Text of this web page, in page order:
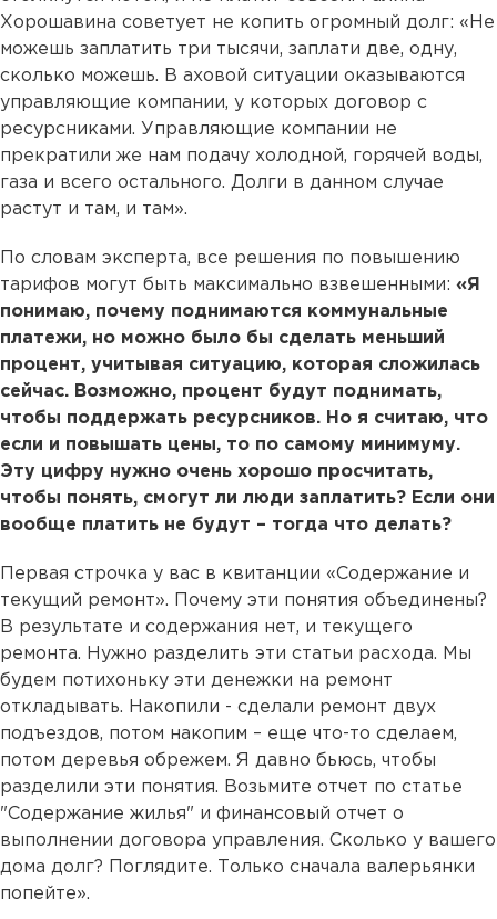
Хорошавина советует не копить огромный долг: «Не
можешь заплатить три тысячи, заплати две, одну,
сколько можешь. В аховой ситуации оказываются
управляющие компании, у которых договор с
ресурсниками. Управляющие компании не
прекратили же нам подачу холодной, горячей воды,
газа и всего остального. Долги в данном случае
растут и там, и там».
По словам эксперта, все решения по повышению
тарифов могут быть максимально взвешенными: «Я
понимаю, почему поднимаются коммунальные
платежи, но можно было бы сделать меньший
процент, учитывая ситуацию, которая сложилась
сейчас. Возможно, процент будут поднимать,
чтобы поддержать ресурсников. Но я считаю, что
если и повышать цены, то по самому минимуму.
Эту цифру нужно очень хорошо просчитать,
чтобы понять, смогут ли люди заплатить? Если они
вообще платить не будут – тогда что делать?
Первая строчка у вас в квитанции «Содержание и
текущий ремонт». Почему эти понятия объединены?
В результате и содержания нет, и текущего
ремонта. Нужно разделить эти статьи расхода. Мы
будем потихоньку эти денежки на ремонт
откладывать. Накопили - сделали ремонт двух
подъездов, потом накопим – еще что-то сделаем,
потом деревья обрежем. Я давно бьюсь, чтобы
разделили эти понятия. Возьмите отчет по статье
"Содержание жилья" и финансовый отчет о
выполнении договора управления. Сколько у вашего
дома долг? Поглядите. Только сначала валерьянки
попейте».